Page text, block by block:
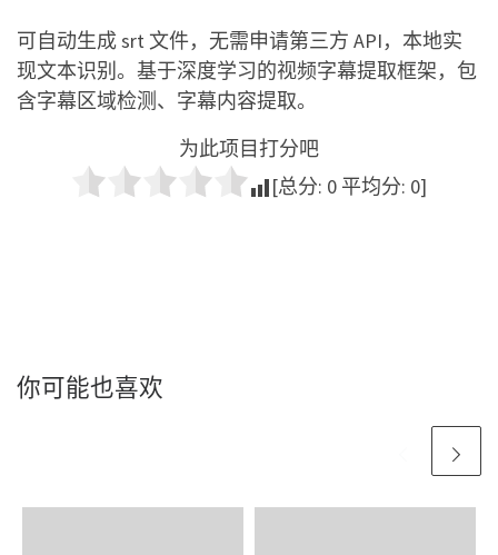
可自动生成 srt 文件，无需申请第三方 API，本地实
现文本识别。基于深度学习的视频字幕提取框架，包
含字幕区域检测、字幕内容提取。
为此项目打分吧
[总分: 0 平均分: 0]
你可能也喜欢